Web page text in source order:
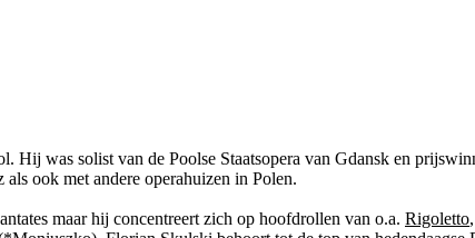
Hij was solist van de Poolse Staatsopera van Gdansk en
ook met andere operahuizen in Polen.
maar hij concentreert zich op hoofdrollen van o.a. Rigoletto,